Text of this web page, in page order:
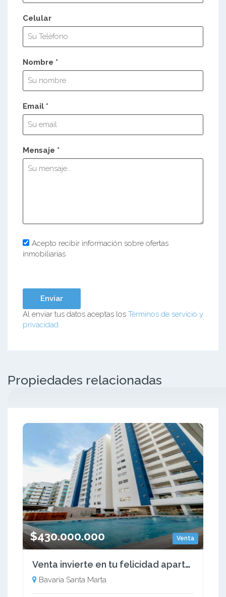
Celular
Nombre *
Email *
Mensaje *
Acepto recibir información sobre ofertas
inmobiliarias
Al enviar tus datos aceptas los Términos de servicio y
privacidad
Propiedades relacionadas
Venta
$430.000.000
Venta invierte en tu felicidad apartamento de 3 alcobas santa marta
Bavaria Santa Marta